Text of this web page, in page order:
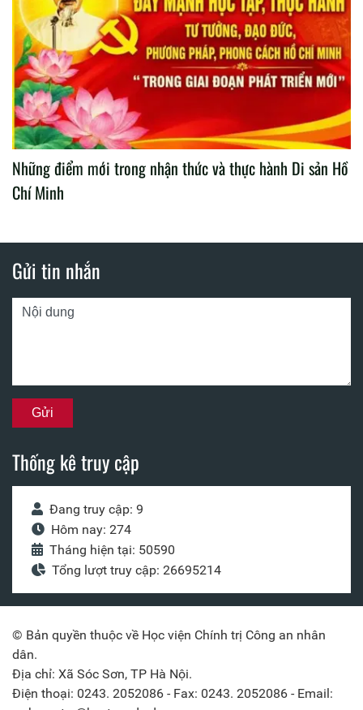
Những điểm mới trong nhận thức và thực hành Di sản Hồ
Chí Minh
Gửi tin nhắn
Thống kê truy cập
Đang truy cập: 9
Hôm nay: 274
Tháng hiện tại: 50590
Tổng lượt truy cập: 26695214
© Bản quyền thuộc về Học viện Chính trị Công an nhân
dân.
Địa chỉ: Xã Sóc Sơn, TP Hà Nội.
Điện thoại: 0243. 2052086 - Fax: 0243. 2052086 - Email: